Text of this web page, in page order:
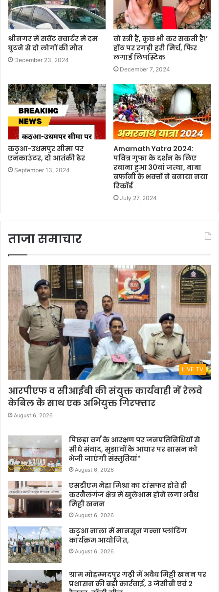
श्रीनगर में सर्वेंट क्वार्टर में दम
घुटने से दो लोगों की मौत
December 23, 2024
वो स्त्री है, कुछ भी कर सकती है!’
होंठ पर रगड़ी हरी मिर्च, फिर
लगाई लिपस्टिक
December 7, 2024
कठुआ-उधमपुर सीमा पर
एनकाउंटर, दो आतंकी ढेर
September 13, 2024
Amarnath Yatra 2024:
पवित्र गुफा के दर्शन के लिए
रवाना हुआ 30वां जत्‍था, बाबा
बर्फानी के भक्‍तों ने बनाया नया
रिकॉर्ड
July 27, 2024
ताजा समाचार
LIVE TV
आरपीएफ व सीआईबी की संयुक्त कार्यवाही में रेलवे
केबिल के साथ एक अभियुक्त गिरफ्तार
August 6, 2026
पिछड़ा वर्ग के आरक्षण पर जनप्रतिनिधियों से
सीधे संवाद, सुझावों के आधार पर शासन को
भेजी जाएंगी संस्तुतियां*
August 6, 2026
एसडीएम नेहा मिश्रा का ट्रांसफर होते ही
करनैलगंज क्षेत्र में खुलेआम होने लगा अवैध
मिट्टी खनन
August 6, 2026
कटुआ नाला में मानसून गन्ना प्लांटिंग
कार्यक्रम आयोजित,
August 6, 2026
ग्राम मोहम्मदपुर गढ़ी में अवैध मिट्टी खनन पर
प्रशासन की बड़ी कार्रवाई, 3 जेसीबी एवं 2